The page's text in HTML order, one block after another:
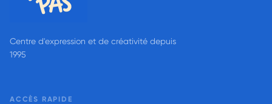
Centre d'expression et de créativité depuis
1995
ACCÈS RAPIDE